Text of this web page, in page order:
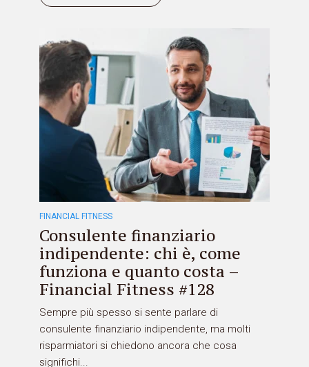
FINANCIAL FITNESS
Consulente finanziario
indipendente: chi è, come
funziona e quanto costa –
Financial Fitness #128
Sempre più spesso si sente parlare di
consulente finanziario indipendente, ma molti
risparmiatori si chiedono ancora che cosa
significhi...